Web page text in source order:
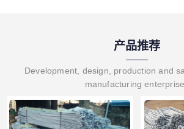
产品推荐
Development, design, production and
manufacturing